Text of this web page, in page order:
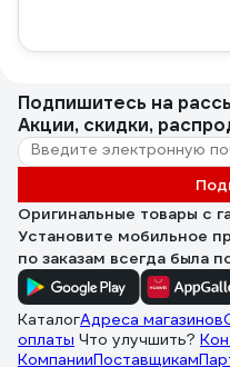
Подпишитесь на
Акции, скидки,
Оригинальные товары с
Установите мобильное
по заказам всегда была
КаталогАдреса магазинов
оплаты Что улучшить?
КомпанииПоставщикам